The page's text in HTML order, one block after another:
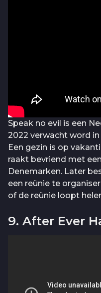
Speak no evil is een
2022 verwacht word
Een gezin is op
raakt bevriend met
Denemarken. Later
een reünie te
of de reünie loopt
9. After Ever